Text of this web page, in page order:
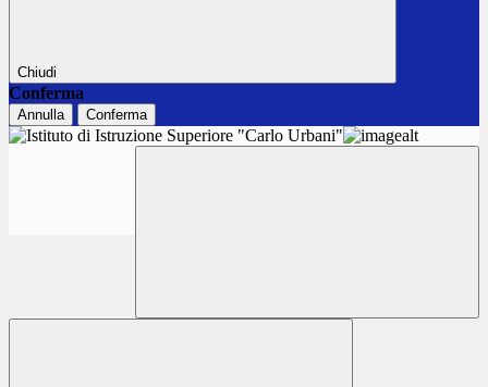
Chiudi
Conferma
Annulla Conferma